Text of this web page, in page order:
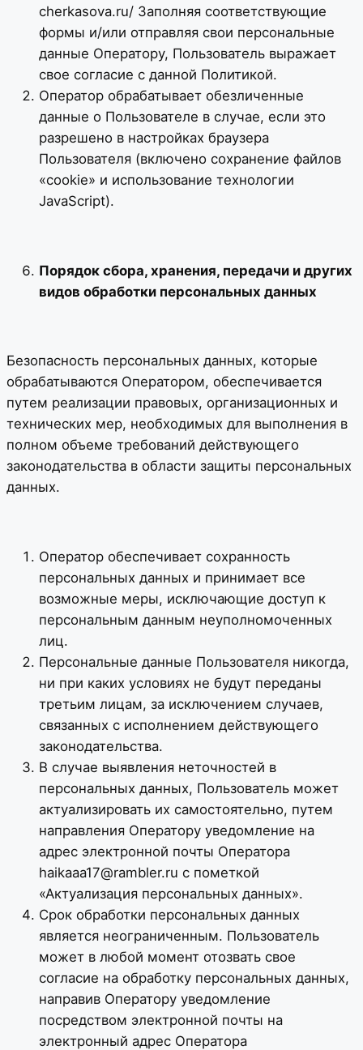
cherkasova.ru/ Заполняя соответствующие
формы и/или отправляя свои персональные
данные Оператору, Пользователь выражает
свое согласие с данной Политикой.
Оператор обрабатывает обезличенные
данные о Пользователе в случае, если это
разрешено в настройках браузера
Пользователя (включено сохранение файлов
«cookie» и использование технологии
JavaScript).
Порядок сбора, хранения, передачи и других
видов обработки персональных данных
Безопасность персональных данных, которые
обрабатываются Оператором, обеспечивается
путем реализации правовых, организационных и
технических мер, необходимых для выполнения в
полном объеме требований действующего
законодательства в области защиты персональных
данных.
Оператор обеспечивает сохранность
персональных данных и принимает все
возможные меры, исключающие доступ к
персональным данным неуполномоченных
лиц.
Персональные данные Пользователя никогда,
ни при каких условиях не будут переданы
третьим лицам, за исключением случаев,
связанных с исполнением действующего
законодательства.
В случае выявления неточностей в
персональных данных, Пользователь может
актуализировать их самостоятельно, путем
направления Оператору уведомление на
адрес электронной почты Оператора
haikaaa17@rambler.ru с пометкой
«Актуализация персональных данных».
Срок обработки персональных данных
является неограниченным. Пользователь
может в любой момент отозвать свое
согласие на обработку персональных данных,
направив Оператору уведомление
посредством электронной почты на
электронный адрес Оператора